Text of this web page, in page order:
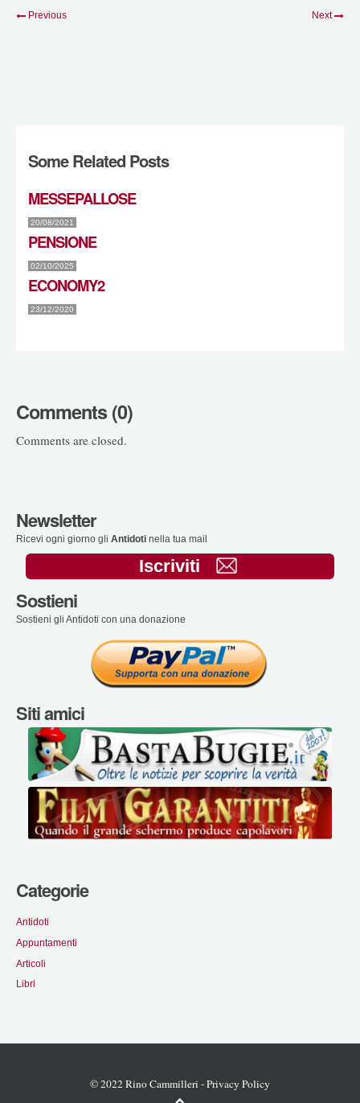
Previous Next
Some Related Posts
MESSEPALLOSE
20/08/2021
PENSIONE
02/10/2025
ECONOMY2
23/12/2020
Comments (0)
Comments are closed.
Newsletter
Ricevi ogni giorno gli Antidoti nella tua mail
Iscriviti
Sostieni
Sostieni gli Antidoti con una donazione
Siti amici
Categorie
Antidoti
Appuntamenti
Articoli
Libri
© 2022 Rino Cammilleri -Privacy Policy